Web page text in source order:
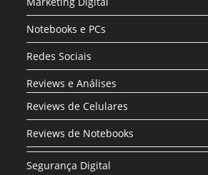
Notebooks e PCs
Redes Sociais
Reviews e Análises
Reviews de Celulares
Reviews de Notebooks
Segurança Digital